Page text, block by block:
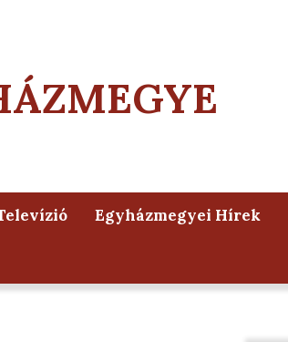
Egyházmegyei Hírek